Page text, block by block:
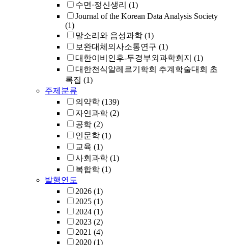
수면·정신생리 (1)
Journal of the Korean Data Analysis Society
(1)
말소리와 음성과학 (1)
보완대체의사소통연구 (1)
대한이비인후-두경부외과학회지 (1)
대한천식알레르기학회 추계학술대회 초
록집 (1)
주제분류
의약학 (139)
자연과학 (2)
공학 (2)
인문학 (1)
교육 (1)
사회과학 (1)
복합학 (1)
발행연도
2026 (1)
2025 (1)
2024 (1)
2023 (2)
2021 (4)
2020 (1)